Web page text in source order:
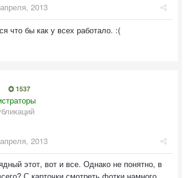
2013
что бы как у всех работало. :(
1537
2013
этот, вот и все. Однако не понятно, в
С карточки смотреть фотки намного